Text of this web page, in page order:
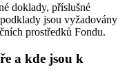
doklady, příslušné
jsou vyžadovány
prostředků Fondu.
a kde jsou k